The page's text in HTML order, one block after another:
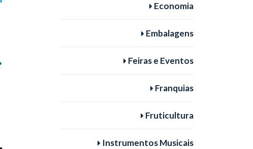
Economia
Embalagens
Feiras e Eventos
Franquias
Fruticultura
Instrumentos Musicais